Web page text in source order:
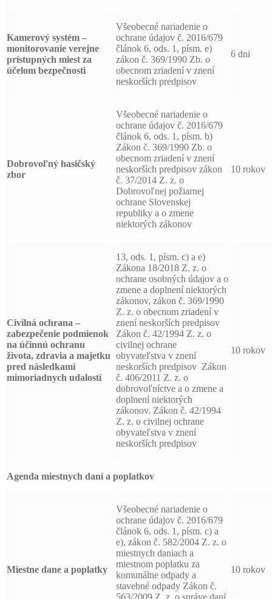
Kamerový systém –
monitorovanie verejne
prístupných miest za
účelom bezpečnosti
Všeobecné nariadenie o
ochrane údajov č. 2016/679
článok 6, ods. 1, písm. e)
zákon č. 369/1990 Zb. o
obecnom zriadení v znení
neskorších predpisov
6 dni
Dobrovoľný hasičský
zbor
Všeobecné nariadenie o
ochrane údajov č. 2016/679
článok 6, ods. 1, písm. b)
Zákon č. 369/1990 Zb. o
obecnom zriadení v znení
neskorších predpisov zákon
č. 37/2014 Z. z. o
Dobrovoľnej požiarnej
ochrane Slovenskej
republiky a o zmene
niektorých zákonov
10 rokov
Civilná ochrana –
zabezpečenie podmienok
na účinnú ochranu
života, zdravia a majetku
pred následkami
mimoriadnych udalostí
13, ods. 1, písm. c) a e)
Zákona 18/2018 Z. z. o
ochrane osobných údajov a o
zmene a doplnení niektorých
zákonov, zákon č. 369/1990
Z. z. o obecnom zriadení v
znení neskorších predpisov
Zákon č. 42/1994 Z. z. o
civilnej ochrane
obyvateľstva v znení
neskorších predpisov Zákon
č. 406/2011 Z. z. o
dobrovoľníctve a o zmene a
doplnení niektorých
zákonov. Zákon č. 42/1994
Z. z. o civilnej ochrane
obyvateľstva v znení
neskorších predpisov
10 rokov
Agenda miestnych daní a poplatkov
Miestne dane a poplatky
Všeobecné nariadenie o
ochrane údajov č. 2016/679
článok 6, ods. 1, písm. c) a
e), zákon č. 582/2004 Z. z. o
miestnych daniach a
miestnom poplatku za
komunálne odpady a
stavebné odpady Zákon č.
10 rokov